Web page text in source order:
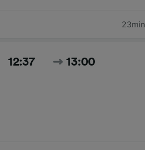
23min
12:37 13:00